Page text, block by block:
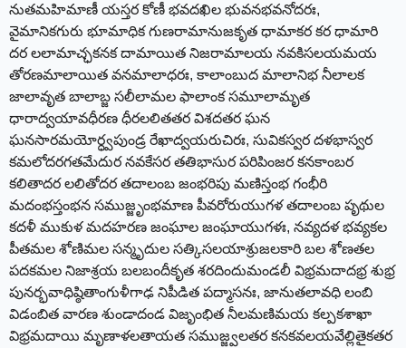
నుతమహిమాణీ యస్తర కోణీ భవదఖిల భువనభవనోదరః,
వైమానికగురు భూమాధిక గుణరామానుజకృత ధామాకర కర ధామారి
దర లలామాచ్ఛకనక దామాయిత నిజరామాలయ నవకిసలయమయ
తోరణమాలాయిత వనమాలాధరః, కాలాంబుద మాలానిభ నీలాలక
జాలావృత బాలాబ్జ సలీలామల ఫాలాంక సమూలామృత
ధారాద్వయావధీరణ ధీరలలితతర విశదతర ఘన
ఘనసారమయోర్ధ్వపుండ్ర రేఖాద్వయరుచిరః, సువికస్వర దళభాస్వర
కమలోదరగతమేదుర నవకేసర తతిభాసుర పరిపింజర కనకాంబర
కలితాదర లలితోదర తదాలంబ జంభరిపు మణిస్తంభ గంభీరి
మదంభస్తంభన సముజ్జృంభమాణ పీవరోరుయుగళ తదాలంబ పృథుల
కదళీ ముకుళ మదహరణ జంఘాల జంఘాయుగళః, నవ్యదళ భవ్యకల
పీతమల శోణిమల సన్మృదుల సత్కిసలయాశ్రుజలకారి బల శోణతల
పదకమల నిజాశ్రయ బలబందీకృత శరదిందుమండలీ విభ్రమదాదభ్ర శుభ్ర
పునర్భవాధిష్ఠితాంగుళీగాఢ నిపీడిత పద్మాసనః, జానుతలావధి లంబి
విడంబిత వారణ శుండాదండ విజృంభిత నీలమణిమయ కల్పకశాఖా
విభ్రమదాయి మృణాళలతాయత సముజ్జ్వలతర కనకవలయవేల్లితైకతర